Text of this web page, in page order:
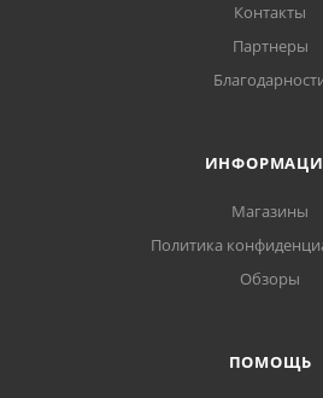
Контакты
Партнеры
Магазины
Политика
Обзоры
ПОМОЩЬ